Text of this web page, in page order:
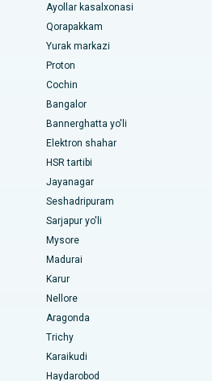
toping
eng yaxshi shifoxona
kasalxona, Karur
eng yaxshi shifoxona
shifoxona
kasalxona, Laknau
eng yaxshi shifoxona
eng yaxshi shifoxona
eng yaxshi shifoxona
yaxshi kasalxona, Bangalor
eng yaxshi kasalxona
eng yaxshi kasalxona
shahridagi eng yaxshi shifoxona
almashtirish
Ayollar kasalxonasi
Qorapakkam
Yurak markazi
Proton
Cochin
Bangalor
Bannerghatta yo'li
Elektron shahar
HSR tartibi
Jayanagar
Seshadripuram
Sarjapur yo'li
Mysore
Madurai
Karur
Nellore
Aragonda
Trichy
Karaikudi
Haydarobod